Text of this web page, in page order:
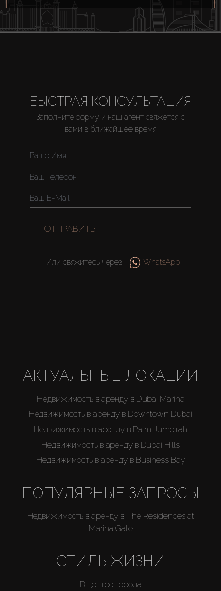
БЫСТРАЯ КОНСУЛЬТАЦИЯ
Заполните форму и наш агент свяжется с
вами в ближайшее время
ОТПРАВИТЬ
Или свяжитесь через WhatsApp
АКТУАЛЬНЫЕ ЛОКАЦИИ
Недвижимость в аренду в Dubai Marina
Недвижимость в аренду в Downtown Dubai
Недвижимость в аренду в Palm Jumeirah
Недвижимость в аренду в Dubai Hills
Недвижимость в аренду в Business Bay
ПОПУЛЯРНЫЕ ЗАПРОСЫ
Недвижимость в аренду в The Residences at
Marina Gate
СТИЛЬ ЖИЗНИ
В центре города